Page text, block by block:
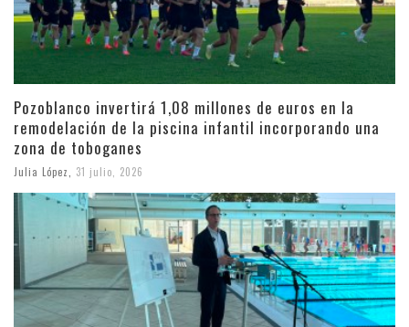
Pozoblanco invertirá 1,08 millones de euros en la
remodelación de la piscina infantil incorporando una
zona de toboganes
Julia López 31 julio, 2026